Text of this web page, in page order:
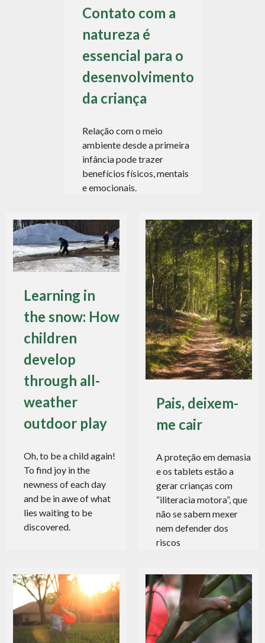
Contato com a
natureza é
essencial para o
desenvolvimento
da criança
Relação com o meio
ambiente desde a primeira
infância pode trazer
benefícios físicos, mentais
e emocionais.
Learning in
the snow: How
children
develop
through all-
weather
outdoor play
Oh, to be a child again!
To find joy in the
newness of each day
and be in awe of what
lies waiting to be
discovered.
Pais, deixem-
me cair
A proteção em demasia
e os tablets estão a
gerar crianças com
“iliteracia motora”, que
não se sabem mexer
nem defender dos
riscos